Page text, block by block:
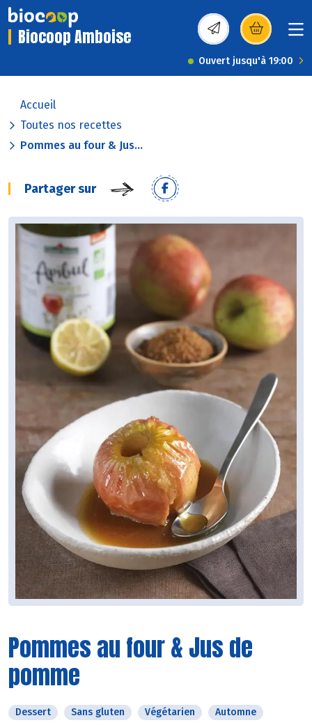
Biocoop Amboise (s’ouvre dans une
Ouvert jusqu'à 19:00
Accueil
Toutes nos recettes
Pommes au four & Jus...
Partager sur
Pommes au four & Jus de
pomme
Dessert Sans gluten Végétarien
Automne